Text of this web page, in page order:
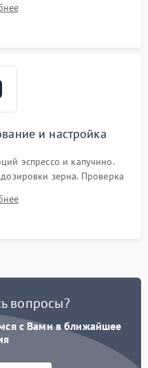
от кофейных масел.
и настройка
эспрессо и капучино.
зерна. Проверка
температуры напитка и
отсутствия посторонних
вопросы?
с Вами в ближайшее